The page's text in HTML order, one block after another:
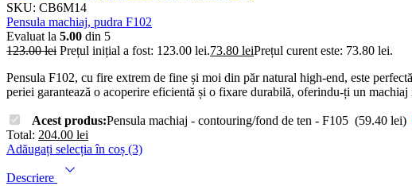
SKU: CB6M14
Pensula machiaj, pudra F102
Evaluat la 5.00 din 5
123.00lei Prețul inițial a fost: 123.00 lei.73.80 leiPrețul curent este: 73.80 lei.
Pensula F102, cu fire extrem de fine și moi din păr natural high-end, este
periei garantează o acoperire eficientă și o fixare durabilă, oferindu-ți un
Acest produs:Pensula machiaj - contouring/fond de ten - F105 (59.40 lei)
Total: 204.00 lei
Adăugați selecția în coș (3)
Descriere